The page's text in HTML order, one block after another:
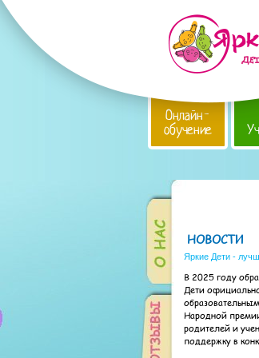
Онлайн-
обучение
НОВОСТИ
Яркие Дети -
В 2025 году
Дети
Народной
родителей и
поддержку в